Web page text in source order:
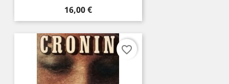
Prix
16,00 €
favorite_border